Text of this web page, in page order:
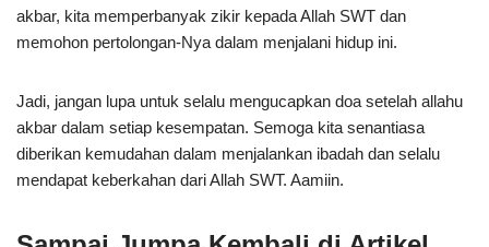
akbar, kita memperbanyak zikir kepada Allah SWT dan
memohon pertolongan-Nya dalam menjalani hidup ini.
Jadi, jangan lupa untuk selalu mengucapkan doa setelah allahu
akbar dalam setiap kesempatan. Semoga kita senantiasa
diberikan kemudahan dalam menjalankan ibadah dan selalu
mendapat keberkahan dari Allah SWT. Aamiin.